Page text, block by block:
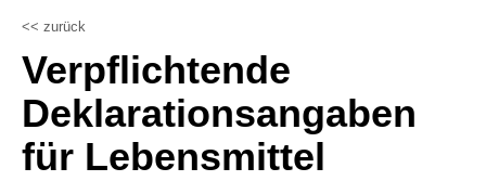
<< zurück
Verpflichtende
Deklarationsangaben
für Lebensmittel